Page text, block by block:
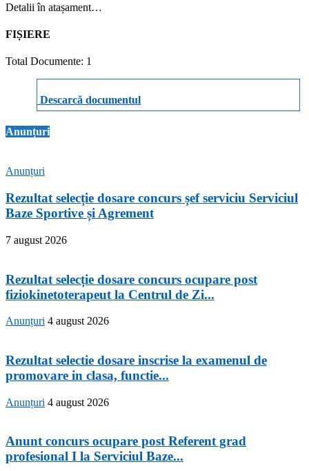
Detalii în atașament…
FIȘIERE
Total Documente: 1
Descarcă documentul
Anunțuri
Anunțuri
Rezultat selecție dosare concurs șef serviciu Serviciul
Baze Sportive și Agrement
7 august 2026
Rezultat selecție dosare concurs ocupare post
fiziokinetoterapeut la Centrul de Zi...
Anunțuri 4 august 2026
Rezultat selectie dosare inscrise la examenul de
promovare in clasa, functie...
Anunțuri 4 august 2026
Anunt concurs ocupare post Referent grad
profesional I la Serviciul Baze...